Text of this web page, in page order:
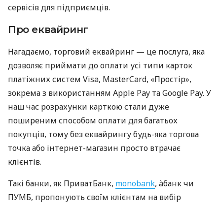
сервісів для підприємців.
Про еквайринг
Нагадаємо, торговий еквайринг — це послуга, яка
дозволяє приймати до оплати усі типи карток
платіжних систем Visa, MasterCard, «Простір»,
зокрема з використанням Apple Pay та Google Pay. У
наш час розрахунки карткою стали дуже
поширеним способом оплати для багатьох
покупців, тому без еквайрингу будь-яка торгова
точка або інтернет-магазин просто втрачає
клієнтів.
Такі банки, як ПриватБанк, monobank, àбанк чи
ПУМБ, пропонують своїм клієнтам на вибір